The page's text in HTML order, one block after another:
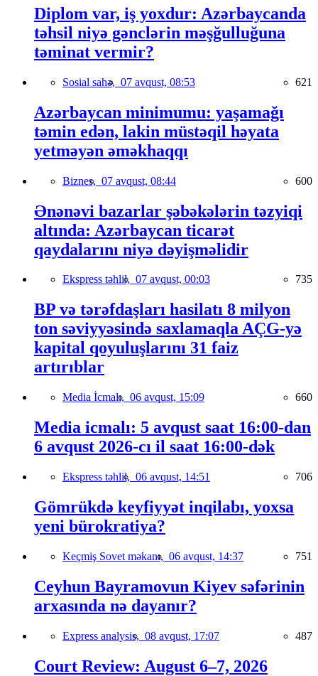
Diplom var, iş yoxdur: Azərbaycanda
təhsil niyə gənclərin məşğulluğuna
təminat vermir?
Sosial sahə, 07 avqust, 08:53 621
Azərbaycan minimumu: yaşamağı
təmin edən, lakin müstəqil həyata
yetməyən əməkhaqqı
Biznes, 07 avqust, 08:44 600
Ənənəvi bazarlar şəbəkələrin təzyiqi
altında: Azərbaycan ticarət
qaydalarını niyə dəyişməlidir
Ekspress təhlil, 07 avqust, 00:03 735
BP və tərəfdaşları hasilatı 8 milyon
ton səviyyəsində saxlamaqla AÇG-yə
kapital qoyuluşlarını 31 faiz
artırıblar
Media İcmalı, 06 avqust, 15:09 660
Media icmalı: 5 avqust saat 16:00-dan
6 avqust 2026-cı il saat 16:00-dək
Ekspress təhlil, 06 avqust, 14:51 706
Gömrükdə keyfiyyət inqilabı, yoxsa
yeni bürokratiya?
Keçmiş Sovet məkanı, 06 avqust, 14:37 751
Ceyhun Bayramovun Kiyev səfərinin
arxasında nə dayanır?
Express analysis, 08 avqust, 17:07 487
Court Review: August 6–7, 2026